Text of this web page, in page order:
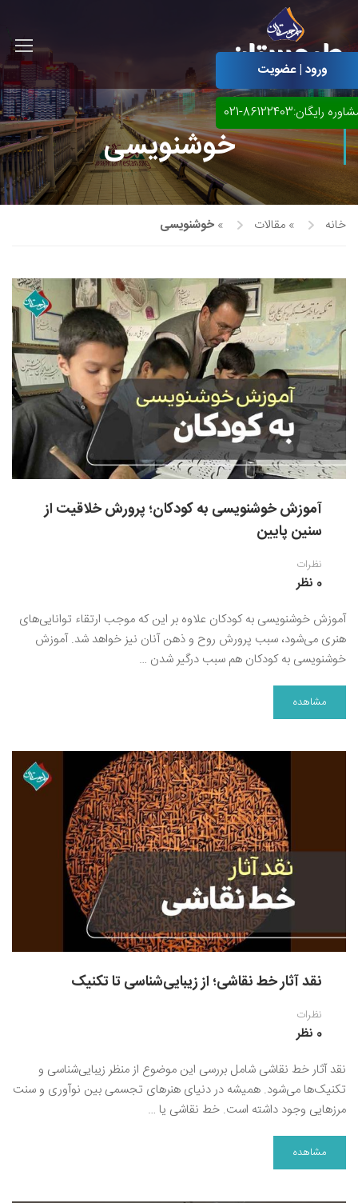
آموزش مجازی طراحی لباس
آموزش مجازی گرافیک
آموزش مجازی طراحی داخلی
نقاشی پاستل
نقاشی رنگ روغن
نقاشی آبرنگ
نقاشی کودک و نوجوان
طراحی سیاه قلم
نقاش مداد رنگی
نقاشی مینیاتور(نگارگری)
نقاشی تذهیب و گل و مرغ
خوشنویسی نستعلیق
خوشنویسی با خودکار
خط نقاشی
ورود | عضویت
رایگان:86122403-021
خوشنویسی
خانه » مقالات » خوشنویسی
آموزش خوشنویسی به کودکان؛ پرورش خلاقیت از
سنین پایین
نظرات
0 نظر
آموزش خوشنویسی به کودکان علاوه بر این که موجب ارتقاء توانایی‌های
هنری می‌شود، سبب پرورش روح و ذهن آنان نیز خواهد شد. آموزش
خوشنویسی به کودکان هم سبب درگیر شدن …
مشاهده
نقد آثار خط نقاشی؛ از زیبایی‌شناسی تا تکنیک
نظرات
0 نظر
نقد آثار خط نقاشی شامل بررسی این موضوع از منظر زیبایی‌شناسی و
تکنیک‌ها می‌شود. همیشه در دنیای هنرهای تجسمی بین نوآوری و سنت
مرزهایی وجود داشته است. خط نقاشی یا …
مشاهده